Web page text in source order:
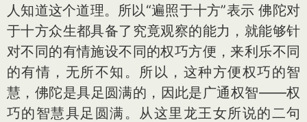
人知道这个道理。所以“遍照于十方”表示 佛陀对
于十方众生都具备了究竟观察的能力，就能够针
对不同的有情施设不同的权巧方便，来利乐不同
的有情，无所不知。所以，这种方便权巧的智
慧，佛陀是具足圆满的，因此是广通权智——权
巧的智慧具足圆满。从这里龙王女所说的二句